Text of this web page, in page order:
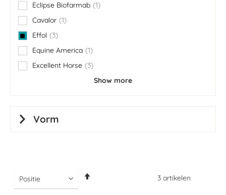
3 artikelen
Eclipse Biofarmab 1
item
Cavalor 1
item
Effol
3
items
Equine America 1
item
Excellent Horse
3
items
Show more
Vorm